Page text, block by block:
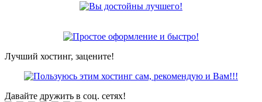
Лучший хостинг, зацените!
Давайте дружить в соц. сетях!